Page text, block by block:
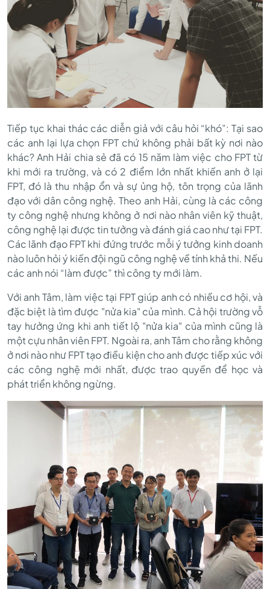
Tiếp tục khai thác các diễn giả với câu hỏi “khó”: Tại sao
các anh lại lựa chọn FPT chứ không phải bất kỳ nơi nào
khác? Anh Hải chia sẻ đã có 15 năm làm việc cho FPT từ
khi mới ra trường, và có 2 điểm lớn nhất khiến anh ở lại
FPT, đó là thu nhập ổn và sự ủng hộ, tôn trọng của lãnh
đạo với dân công nghệ. Theo anh Hải, cùng là các công
ty công nghệ nhưng không ở nơi nào nhân viên kỹ thuật,
công nghệ lại được tin tưởng và đánh giá cao như tại FPT.
Các lãnh đạo FPT khi đứng trước mỗi ý tưởng kinh doanh
nào luôn hỏi ý kiến đội ngũ công nghệ về tính khả thi. Nếu
các anh nói “làm được” thì công ty mới làm.
Với anh Tâm, làm việc tại FPT giúp anh có nhiều cơ hội, và
đặc biệt là tìm được "nửa kia" của mình. Cả hội trường vỗ
tay hưởng ứng khi anh tiết lộ "nửa kia" của mình cũng là
một cựu nhân viên FPT. Ngoài ra, anh Tâm cho rằng không
ở nơi nào như FPT tạo điều kiện cho anh được tiếp xúc với
các công nghệ mới nhất, được trao quyền để học và
phát triển không ngừng.